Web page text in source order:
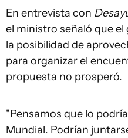
En entrevista con
el ministro señaló que
la posibilidad de
para organizar el
propuesta no prosperó.
"Pensamos que lo
Mundial. Podrían